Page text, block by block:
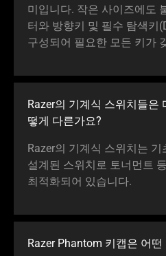
미입니다. 작은 사이즈에도
터와 방향키 및 필수 탐색키
구성되어 필요한 모든 키가
Razer의 기계식 스위치들은
떻게 다른가요?
Razer의 기계식 스위치는
설계된 스위치로 토너먼트
최적화되어 있습니다.
Razer Phantom 키캡은 어떤